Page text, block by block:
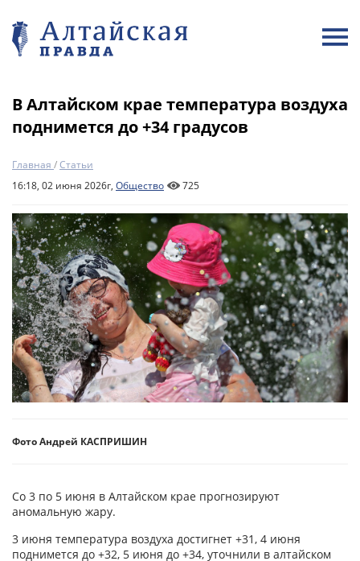
В Алтайском крае температура воздуха
поднимется до +34 градусов
Главная /Статьи
16:18, 02 июня 2026г, Общество 725
Фото Андрей КАСПРИШИН
Со 3 по 5 июня в Алтайском крае прогнозируют
аномальную жару.
3 июня температура воздуха достигнет +31, 4 июня
поднимется до +32, 5 июня до +34, уточнили в алтайском